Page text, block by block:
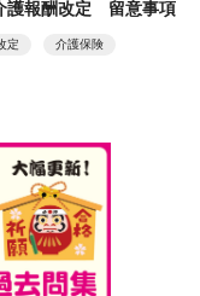
護報酬改定 留意事項
定 介護保険